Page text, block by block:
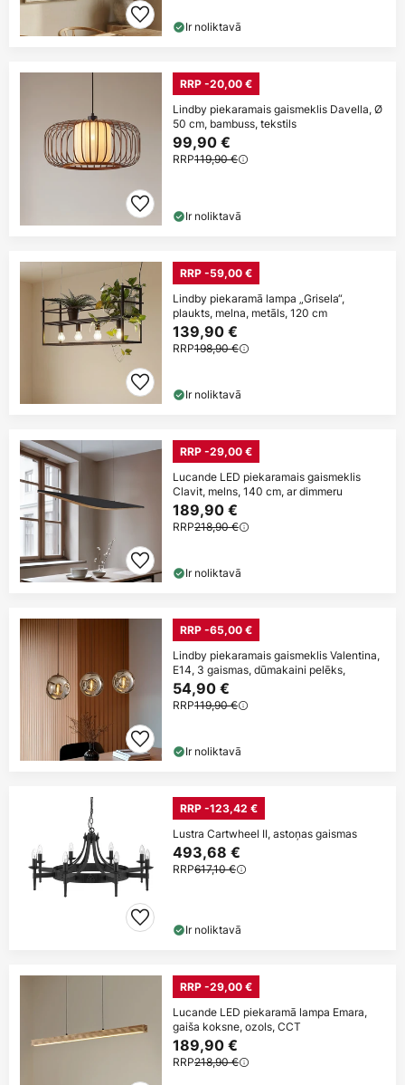
Ir noliktavā
RRP -20,00 €
Lindby piekaramais gaismeklis Davella, Ø
50 cm, bambuss, tekstils
99,90 €
RRP119,90 €
Ir noliktavā
RRP -59,00 €
Lindby piekaramā lampa „Grisela“,
plaukts, melna, metāls, 120 cm
139,90 €
RRP198,90 €
Ir noliktavā
RRP -29,00 €
Lucande LED piekaramais gaismeklis
Clavit, melns, 140 cm, ar dimmeru
189,90 €
RRP218,90 €
Ir noliktavā
RRP -65,00 €
Lindby piekaramais gaismeklis Valentina,
E14, 3 gaismas, dūmakaini pelēks,
54,90 €
RRP119,90 €
Ir noliktavā
RRP -123,42 €
Lustra Cartwheel II, astoņas gaismas
493,68 €
RRP617,10 €
Ir noliktavā
RRP -29,00 €
Lucande LED piekaramā lampa Emara,
gaiša koksne, ozols, CCT
189,90 €
RRP218,90 €